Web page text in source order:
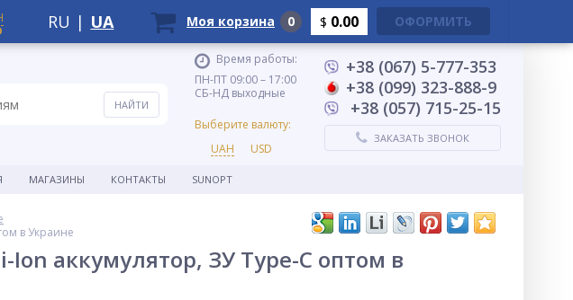
Время работы:
ПН-ПТ 09:00 – 17:00
СБ-НД выходные
Выберите валюту:
UAH
USD
+38 (067) 5-777-353
+38 (099) 323-888-9
+38 (057) 715-25-15
ЗАКАЗАТЬ ЗВОНОК
МАГАЗИНЫ КОНТАКТЫ SUNOPT
в Украине
Ion аккумулятор, ЗУ Type-C оптом в
RU | UA Моя корзина 0 $ 0.00 ОФОРМИТЬ